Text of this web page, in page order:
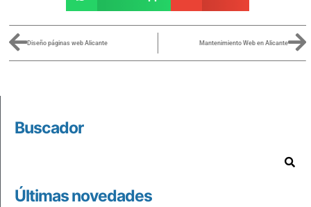
Diseño páginas web Alicante Mantenimiento Web en Alicante
Buscador
Últimas novedades